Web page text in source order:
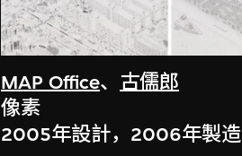
MAP Office、 古儒郎
像素
2005年設計，2006年製造